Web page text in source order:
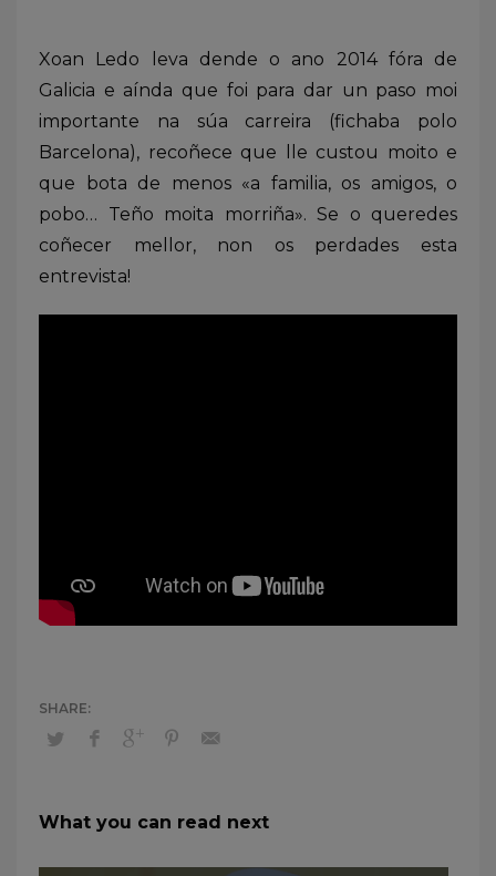
Xoan Ledo leva dende o ano 2014 fóra de
Galicia e aínda que foi para dar un paso moi
importante na súa carreira (fichaba polo
Barcelona), recoñece que lle custou moito e
que bota de menos «a familia, os amigos, o
pobo… Teño moita morriña». Se o queredes
coñecer mellor, non os perdades esta
entrevista!
What you can read next